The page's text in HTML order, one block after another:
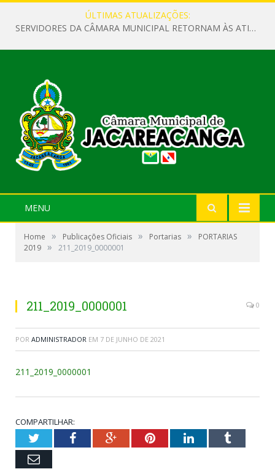
ÚLTIMAS ATUALIZAÇÕES:
SERVIDORES DA CÂMARA MUNICIPAL RETORNAM ÀS ATIVIDADES APÓS O RECESSO PARLAMENTAR
MENU
Home » Publicações Oficiais » Portarias »
PORTARIAS
2019 » 211_2019_0000001
211_2019_0000001 0
POR ADMINISTRADOR EM 7 DE JUNHO DE 2021
211_2019_0000001
COMPARTILHAR:
TwitterFacebookGoogle+PinterestLinkedInTumblr
Email